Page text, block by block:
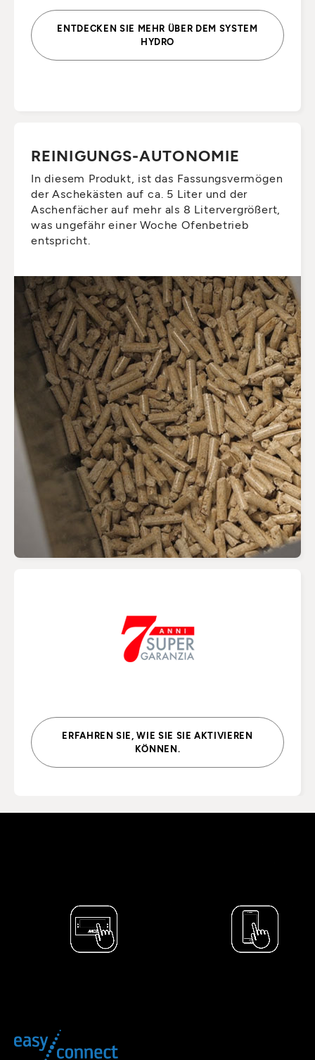
ENTDECKEN SIE MEHR ÜBER DEM SYSTEM
HYDRO
REINIGUNGS-AUTONOMIE
In diesem Produkt, ist das Fassungsvermögen
der Aschekästen auf ca. 5 Liter und der
Aschenfächer auf mehr als 8 Litervergrößert,
was ungefähr einer Woche Ofenbetrieb
entspricht.
ERFAHREN SIE, WIE SIE SIE AKTIVIEREN
KÖNNEN.